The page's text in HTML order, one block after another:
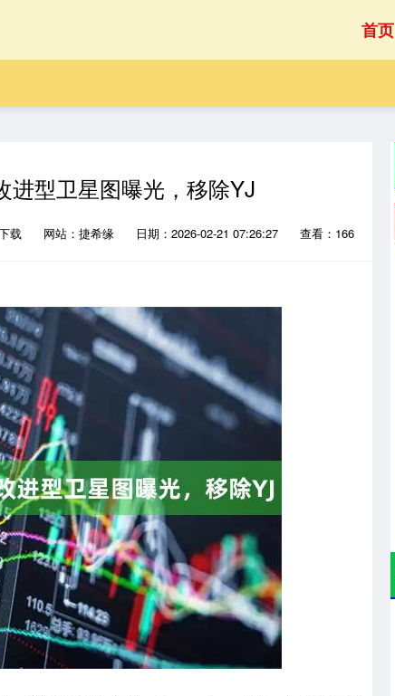
首页
进型卫星图曝光，移除YJ
载 网站：捷希缘 日期：2026-02-21 07:26:27 查看：166
北证50 11.37